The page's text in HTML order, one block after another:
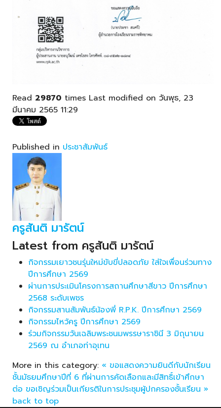
Read 29870 times Last modified on วันพุธ, 23
มีนาคม 2565 11:29
Published in ประชาสัมพันธ์
ครูสันติ มารัตน์
Latest from ครูสันติ มารัตน์
กิจกรรมเยาวชนรุ่นใหม่ขับขี่ปลอดภัย ใส่ใจเพื่อนร่วมทาง
ปีการศึกษา 2569
ผ่านการประเมินโครงการสถานศึกษาสีขาว ปีการศึกษา
2568 ระดับเพชร
กิจกรรมสานสัมพันธ์น้องพี่ R.P.K. ปีการศึกษา 2569
กิจกรรมไหว้ครู ปีการศึกษา 2569
ร่วมกิจกรรมวันเฉลิมพระชนมพรรษาราชินี 3 มิถุนายน
2569 ณ อำเภอท่าอุเทน
More in this category: « ขอแสดงความยินดีกับนักเรียน
ชั้นมัธยมศึกษาปีที่ 6 ที่ผ่านการคัดเลือกและมีสิทธิ์เข้าศึกษา
ต่อ ขอเชิญร่วมเป็นเกียรติในการประชุมผู้ปกครองชั้นเรียน »
back to top